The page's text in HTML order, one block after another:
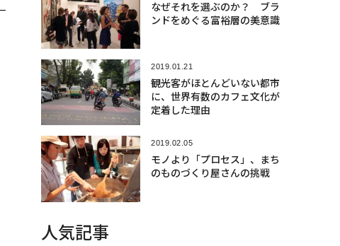
なぜそれを選ぶのか？ ブラ
ンドをめぐる富裕層の美意識
2019.01.21
観光客がほとんどいない都市
に、世界有数のカフェ文化が
定着した理由
2019.02.05
モノより「プロセス」、まち
のものづくり屋さんの挑戦
人気記事